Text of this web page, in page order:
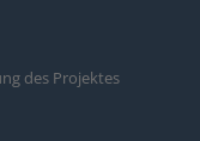
des Projektes